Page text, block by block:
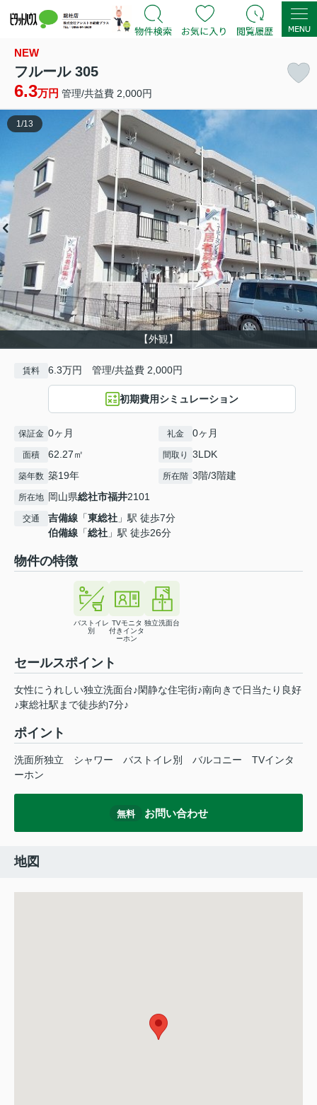
NEW
フルール 305
6.3万円 管理/共益費 2,000円
【外観】
1 /13
賃料 6.3万円 管理/共益費 2,000円
初期費用シミュレーション
保証金 0ヶ月 礼金 0ヶ月
面積 62.27㎡ 間取り 3LDK
築年数 築19年 所在階 3階/3階建
所在地 岡山県総社市福井2101
交通 吉備線 「東総社 」駅 徒歩7分
伯備線 「総社 」駅 徒歩26分
物件の特徴
バストイレ
別
TVモニタ
付きインタ
ーホン
独立洗面台
セールスポイント
女性にうれしい独立洗面台♪閑静な住宅街♪南向きで日当たり良好
♪東総社駅まで徒歩約7分♪
ポイント
洗面所独立 シャワー バストイレ別 バルコニー
TVインタ
ーホン
無料 お問い合わせ
地図